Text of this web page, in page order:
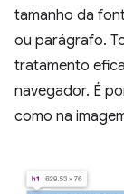
tamanho da
ou parágrafo.
tratamento
navegador. É
como na